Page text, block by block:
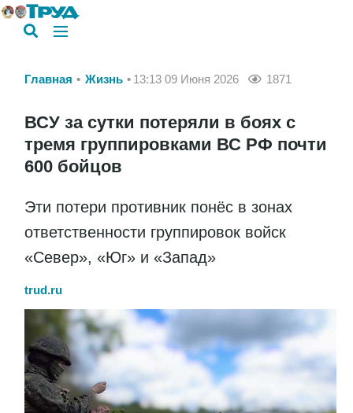
Главная Жизнь 13:13 09 Июня 2026 1871
ВСУ за сутки потеряли в боях с
тремя группировками ВС РФ почти
600 бойцов
Эти потери противник понёс в зонах
ответственности группировок войск
«Север», «Юг» и «Запад»
trud.ru